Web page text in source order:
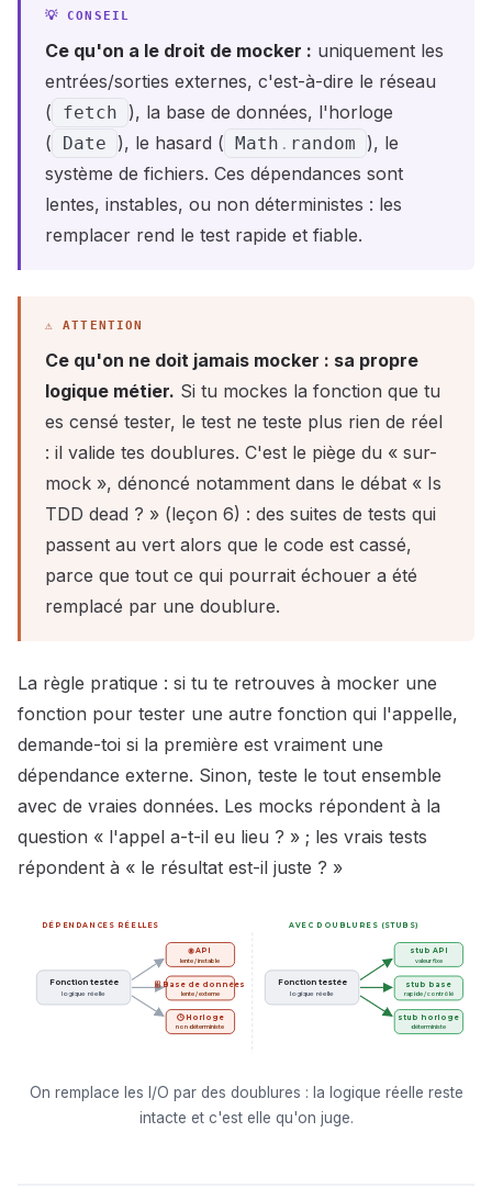
Ce qu'on a le droit de mocker : uniquement les
entrées/sorties externes, c'est-à-dire le réseau
(
fetch
), la base de données, l'horloge
(
Date ), le hasard ( Math . random
), le
système de fichiers. Ces dépendances sont
lentes, instables, ou non déterministes : les
remplacer rend le test rapide et fiable.
Ce qu'on ne doit jamais mocker : sa propre
logique métier. Si tu mockes la fonction que tu
es censé tester, le test ne teste plus rien de réel
: il valide tes doublures. C'est le piège du « sur-
mock », dénoncé notamment dans le débat « Is
TDD dead ? » (leçon 6) : des suites de tests qui
passent au vert alors que le code est cassé,
parce que tout ce qui pourrait échouer a été
remplacé par une doublure.
La règle pratique : si tu te retrouves à mocker une
fonction pour tester une autre fonction qui l'appelle,
demande-toi si la première est vraiment une
dépendance externe. Sinon, teste le tout ensemble
avec de vraies données. Les mocks répondent à la
question « l'appel a-t-il eu lieu ? » ; les vrais tests
répondent à « le résultat est-il juste ? »
DÉPENDANCES RÉELLES AVEC DOUBLURES (STUBS)
Fonction testée
logique réelle
🌐 API
lente / instable
🗄️ Base de données
lente / externe
🕒 Horloge
non déterministe
Fonction testée
logique réelle
stub API
valeur fixe
stub base
rapide / contrôlé
stub horloge
déterministe
On remplace les I/O par des doublures : la logique réelle reste
intacte et c'est elle qu'on juge.